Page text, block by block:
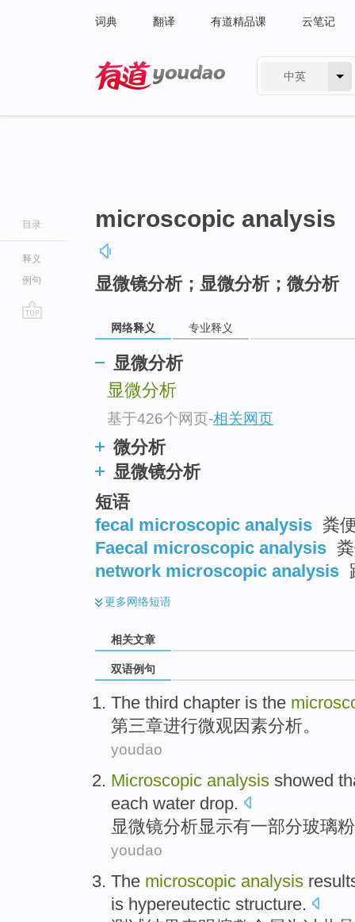
词典 翻译 有道精品课 云笔记
中英
目录
释义
例句
microscopic analysis
显微镜分析；显微分析；微分析
网络释义 专业释义
显微分析
显微分析
基于426个网页-相关网页
微分析
显微镜分析
短语
fecal microscopic analysis 粪
Faecal microscopic analysis
network microscopic analysis
更多网络短语
相关文章
双语例句
The third chapter is the
第三章进行微观因素分析。
youdao
Microscopic analysis showed
each water drop.
显微镜分析显示有一部分玻璃粉
youdao
The microscopic analysis
is hypereutectic structure.